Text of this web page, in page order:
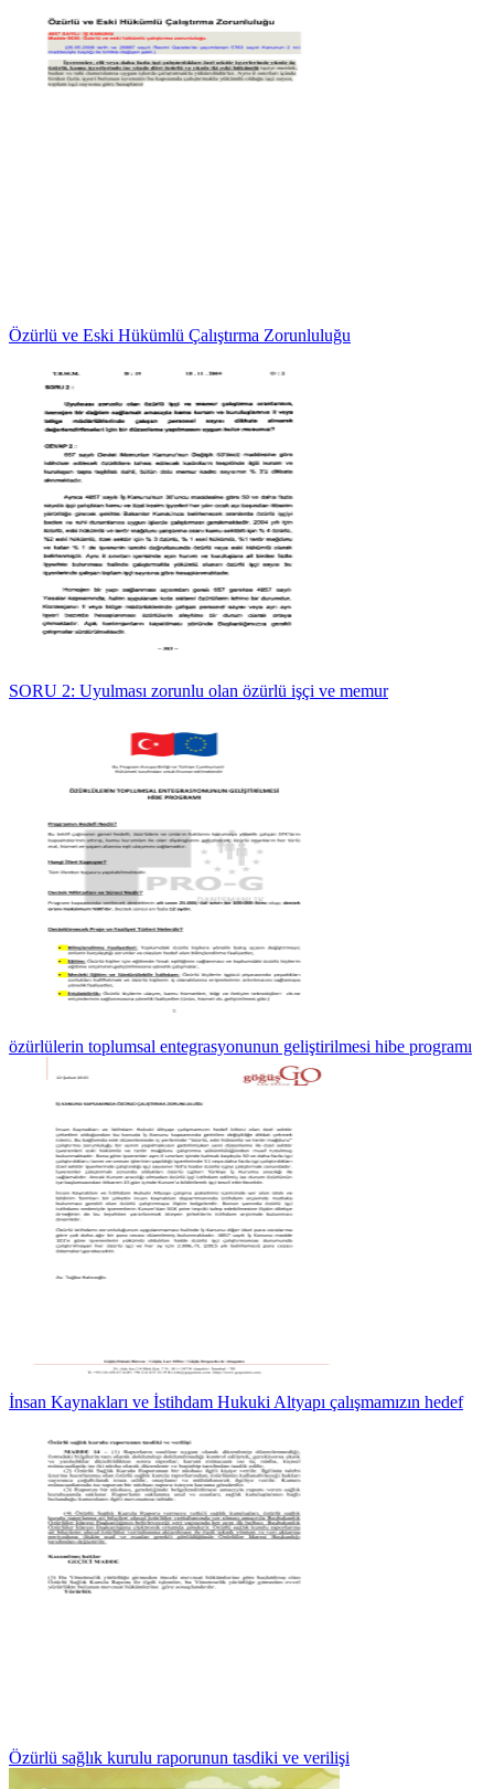
Özürlü ve Eski Hükümlü Çalıştırma Zorunluluğu
SORU 2: Uyulması zorunlu olan özürlü işçi ve memur
özürlülerin toplumsal entegrasyonunun geliştirilmesi hibe programı
İnsan Kaynakları ve İstihdam Hukuki Altyapı çalışmamızın hedef
Özürlü sağlık kurulu raporunun tasdiki ve verilişi